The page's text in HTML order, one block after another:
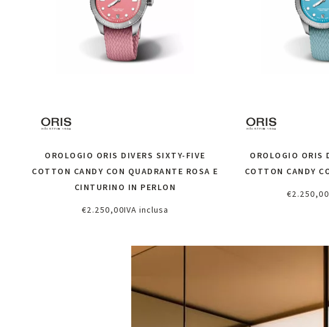
OROLOGIO ORIS DIVERS SIXTY-FIVE
COTTON CANDY CON QUADRANTE ROSA E
CINTURINO IN PERLON
€2.250,00IVA inclusa
OROLOGIO ORIS
COTTON CANDY
€2.250,00